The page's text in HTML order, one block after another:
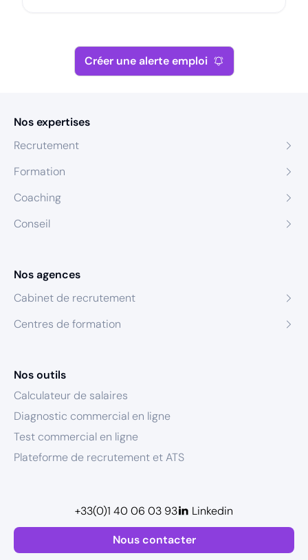
Créer une alerte emploi
Nos expertises
Recrutement
Formation
Coaching
Conseil
Nos agences
Cabinet de recrutement
Centres de formation
Nos outils
Calculateur de salaires
Diagnostic commercial en ligne
Test commercial en ligne
Plateforme de recrutement et ATS
Nous contacter
+33(0)1 40 06 03 93 Linkedin